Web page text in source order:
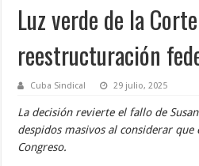
Luz verde de la
reestructuración
Cuba Sindical 29 julio, 2025
La decisión revierte el fallo de
despidos masivos al considerar
Congreso.